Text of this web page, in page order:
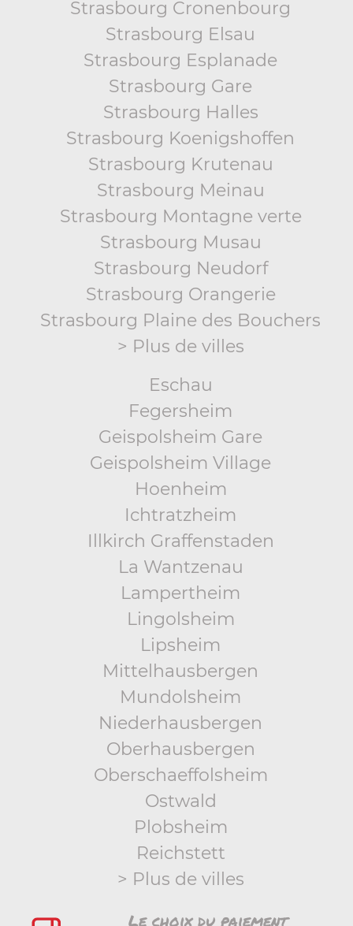
Strasbourg Cronenbourg
Strasbourg Elsau
Strasbourg Esplanade
Strasbourg Gare
Strasbourg Halles
Strasbourg Koenigshoffen
Strasbourg Krutenau
Strasbourg Meinau
Strasbourg Montagne verte
Strasbourg Musau
Strasbourg Neudorf
Strasbourg Orangerie
Strasbourg Plaine des Bouchers
> Plus de villes
Eschau
Fegersheim
Geispolsheim Gare
Geispolsheim Village
Hoenheim
Ichtratzheim
Illkirch Graffenstaden
La Wantzenau
Lampertheim
Lingolsheim
Lipsheim
Mittelhausbergen
Mundolsheim
Niederhausbergen
Oberhausbergen
Oberschaeffolsheim
Ostwald
Plobsheim
Reichstett
> Plus de villes
Le choix du paiement